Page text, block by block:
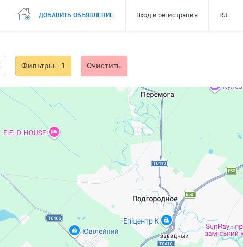
ДОБАВИТЬ ОБЪЯВЛЕНИЕ Вход и регистрация RU
Фильтры- 1 Очистить